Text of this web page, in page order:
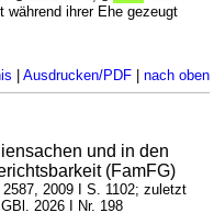
während ihrer Ehe gezeugt
Ausdrucken/PDF| nach oben
und in den
(FamFG)
2009 I S. 1102; zuletzt
2026 I Nr. 198